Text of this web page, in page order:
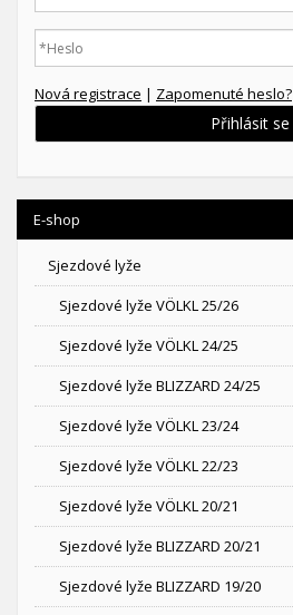
Nová registrace | Zapomenuté heslo?
Přihlásit se
E-shop
Sjezdové lyže
Sjezdové lyže VÖLKL 25/26
Sjezdové lyže VÖLKL 24/25
Sjezdové lyže BLIZZARD 24/25
Sjezdové lyže VÖLKL 23/24
Sjezdové lyže VÖLKL 22/23
Sjezdové lyže VÖLKL 20/21
Sjezdové lyže BLIZZARD 20/21
Sjezdové lyže BLIZZARD 19/20